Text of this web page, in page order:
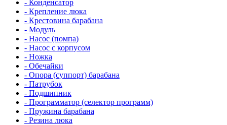
- Конденсатор
- Крепление люка
- Крестовина барабана
- Модуль
- Насос (помпа)
- Насос c корпусом
- Ножка
- Обечайки
- Опора (суппорт) барабана
- Патрубок
- Подшипник
- Программатор (селектор программ)
- Пружина барабана
- Резина люка